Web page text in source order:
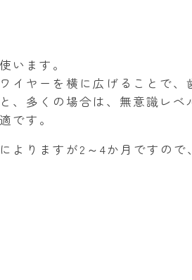
います。
イヤーを横に広げることで、
、多くの場合は、無意識レ
です。
よりますが2～4か月ですの